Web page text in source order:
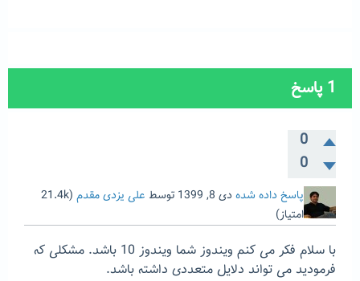
1پاسخ
0
0
پاسخ داده شده دی 8, 1399 توسط علی یزدی مقدم (
21.4k
امتیاز)
با سلام فکر می کنم ویندوز شما ویندوز 10 باشد. مشکلی که
فرمودید می تواند دلایل متعددی داشته باشد.